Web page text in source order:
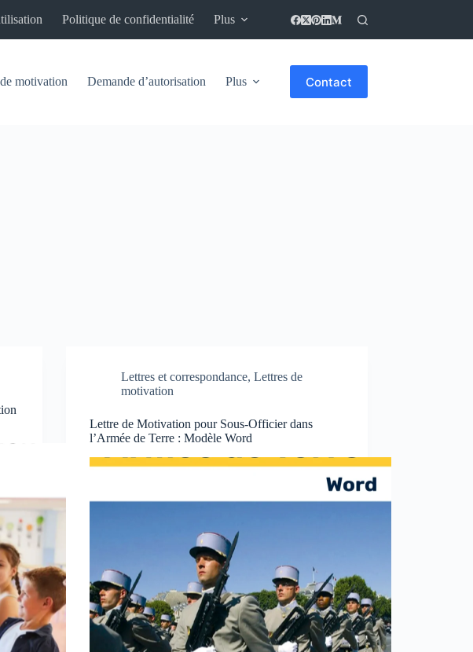
Politique de confidentialité Plus
motivation Demande d’autorisation Plus Contact
Lettres et correspondance,Lettres de
motivation
Lettre de Motivation pour Sous-Officier dans
l’Armée de Terre : Modèle Word